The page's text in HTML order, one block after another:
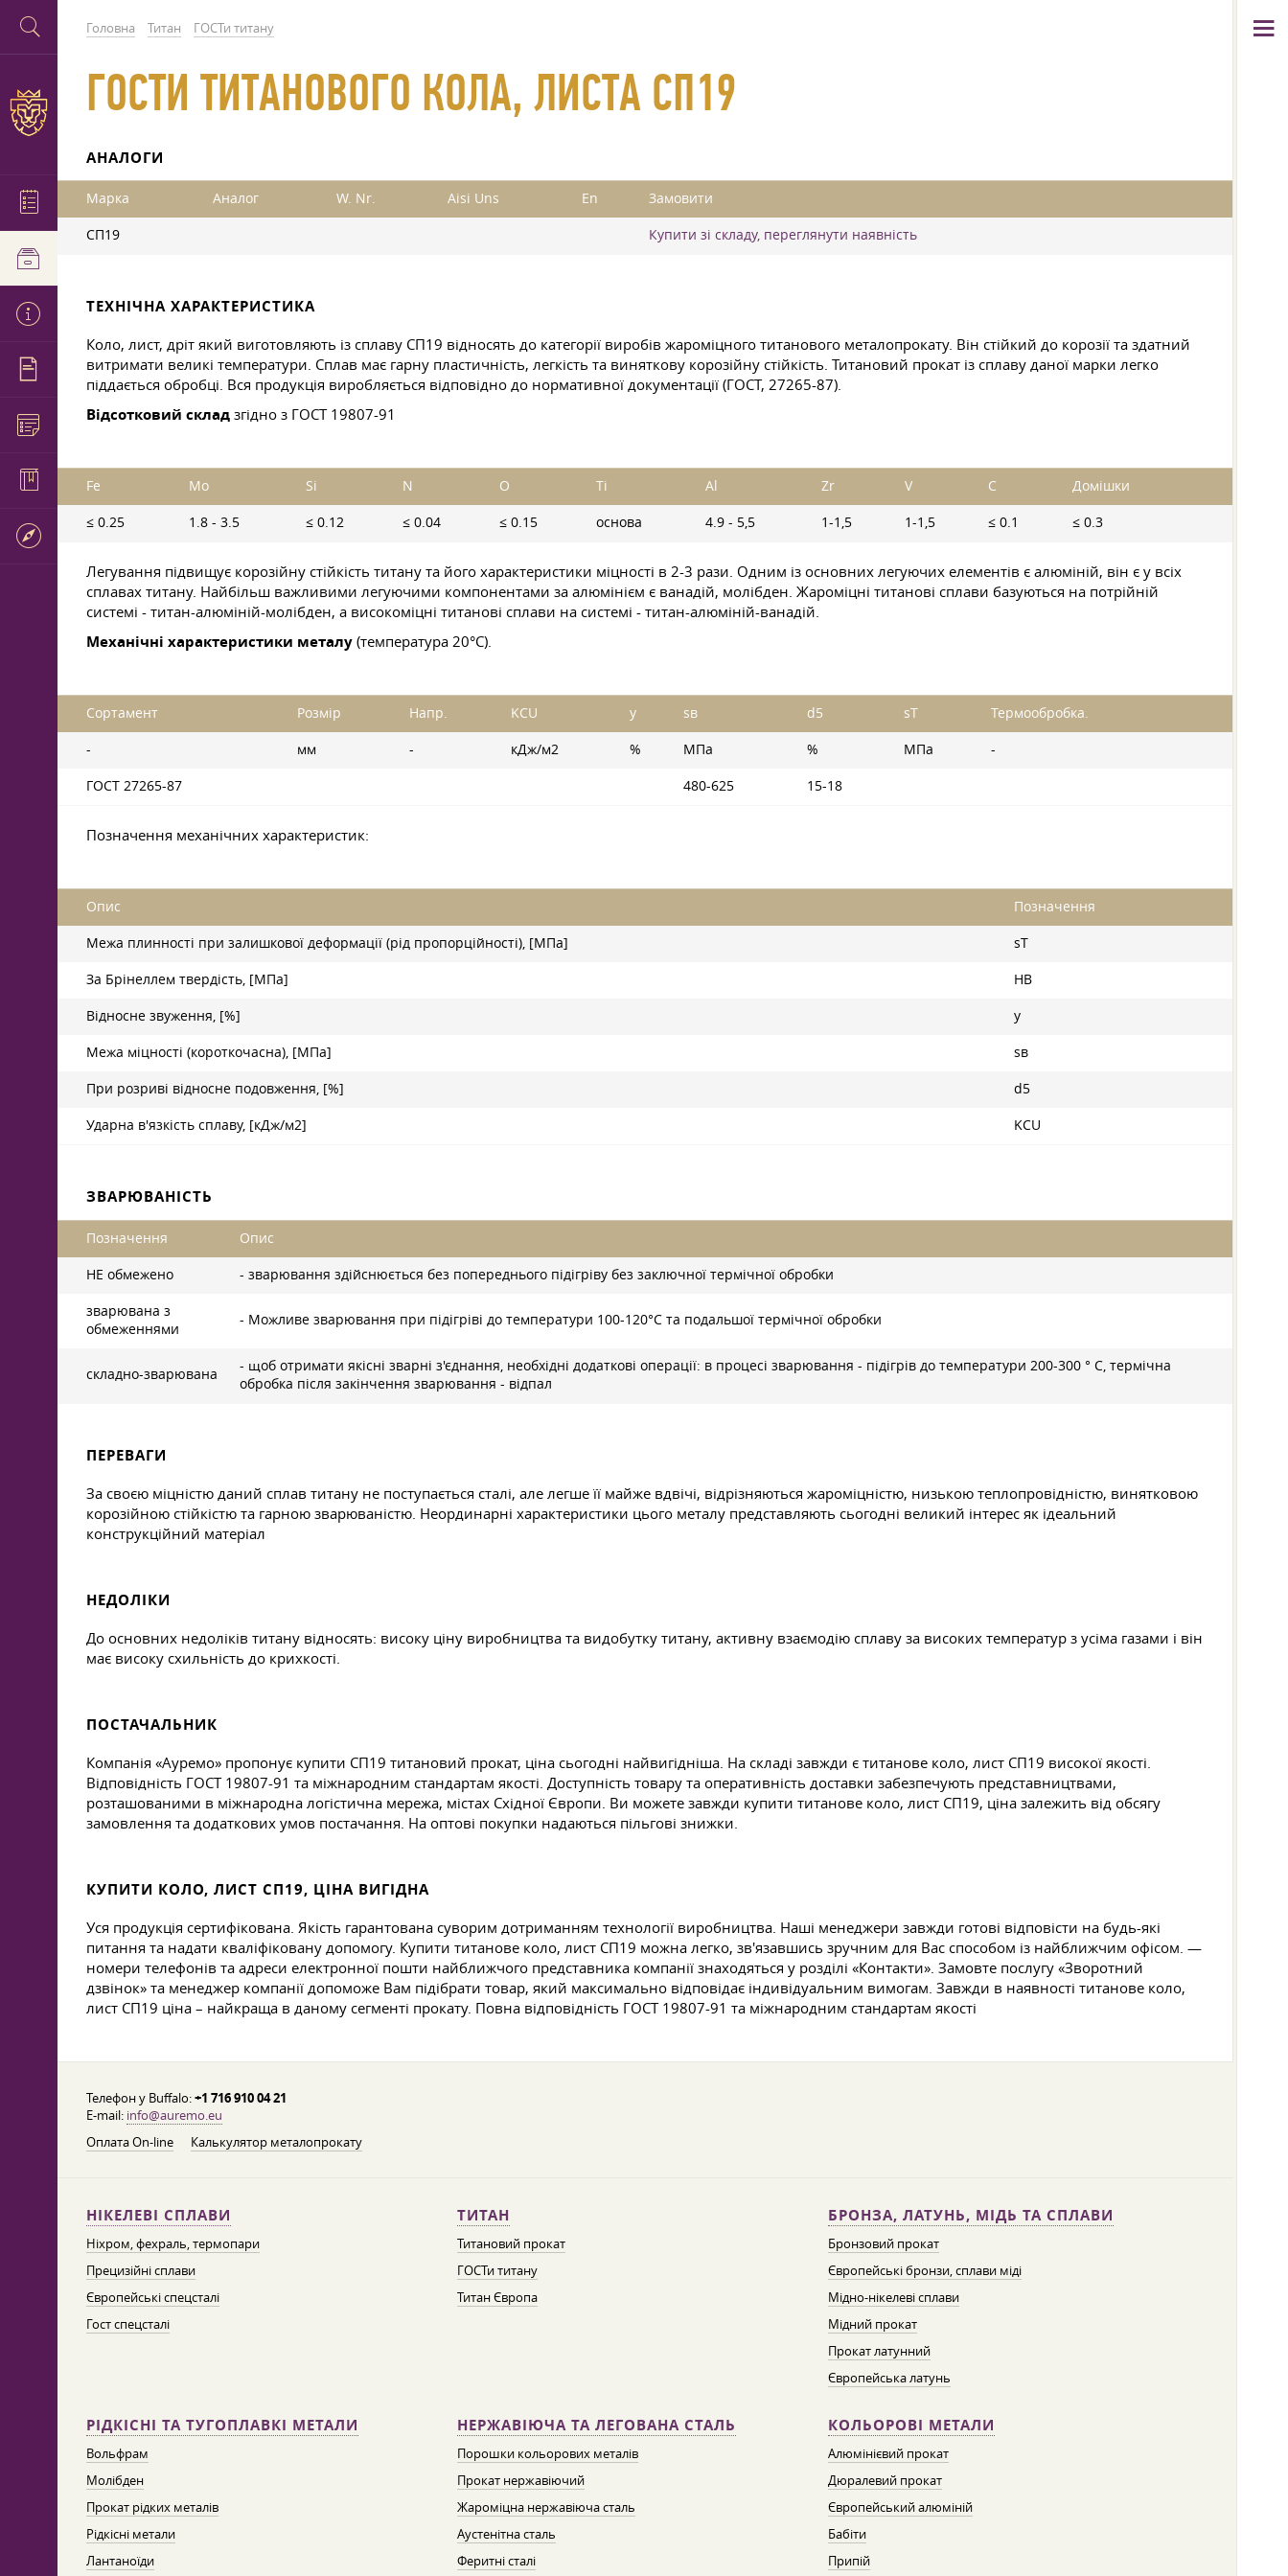
Головна Титан ГОСТи титану
ГОСТИ ТИТАНОВОГО КОЛА, ЛИСТА СП19
АНАЛОГИ
Марка Аналог W. Nr. Aisi Uns En Замовити
СП19 Купити зі складу, переглянути наявність
ТЕХНІЧНА ХАРАКТЕРИСТИКА
Коло, лист, дріт який виготовляють із сплаву СП19 відносять до категорії виробів жароміцного титанового металопрокату. Він стійкий до корозії та здатний
витримати великі температури. Сплав має гарну пластичність, легкість та виняткову корозійну стійкість. Титановий прокат із сплаву даної марки легко
піддається обробці. Вся продукція виробляється відповідно до нормативної документації (ГОСТ, 27265-87).
Відсотковий склад згідно з ГОСТ 19807-91
Fe Mo Si N O Ti Al Zr V C Домішки
≤ 0.25 1.8 - 3.5 ≤ 0.12 ≤ 0.04 ≤ 0.15 основа 4.9 - 5,5 1-1,5 1-1,5 ≤ 0.1 ≤ 0.3
Легування підвищує корозійну стійкість титану та його характеристики міцності в 2-3 рази. Одним із основних легуючих елементів є алюміній, він є у всіх
сплавах титану. Найбільш важливими легуючими компонентами за алюмінієм є ванадій, молібден. Жароміцні титанові сплави базуються на потрійній
системі - титан-алюміній-молібден, а високоміцні титанові сплави на системі - титан-алюміній-ванадій.
Механічні характеристики металу (температура 20°C).
Сортамент Розмір Напр. KCU y sв d5 sT Термообробка.
- мм - кДж/м2 % МПа % МПа -
ГОСТ 27265-87 480-625 15-18
Позначення механічних характеристик:
Опис Позначення
Межа плинності при залишкової деформації (рід пропорційності), [МПа] sT
За Брінеллем твердість, [МПа] HB
Відносне звуження, [%] y
Межа міцності (короткочасна), [МПа] sв
При розриві відносне подовження, [%] d5
Ударна в'язкість сплаву, [кДж/м2] KCU
ЗВАРЮВАНІСТЬ
Позначення Опис
НЕ обмежено - зварювання здійснюється без попереднього підігріву без заключної термічної обробки
зварювана з
обмеженнями
- Можливе зварювання при підігріві до температури 100-120°C та подальшої термічної обробки
складно-зварювана
- щоб отримати якісні зварні з'єднання, необхідні додаткові операції: в процесі зварювання - підігрів до температури 200-300 ° C, термічна
обробка після закінчення зварювання - відпал
ПЕРЕВАГИ
За своєю міцністю даний сплав титану не поступається сталі, але легше її майже вдвічі, відрізняються жароміцністю, низькою теплопровідністю, винятковою
корозійною стійкістю та гарною зварюваністю. Неординарні характеристики цього металу представляють сьогодні великий інтерес як ідеальний
конструкційний матеріал
НЕДОЛІКИ
До основних недоліків титану відносять: високу ціну виробництва та видобутку титану, активну взаємодію сплаву за високих температур з усіма газами і він
має високу схильність до крихкості.
ПОСТАЧАЛЬНИК
Компанія «Ауремо» пропонує купити СП19 титановий прокат, ціна сьогодні найвигідніша. На складі завжди є титанове коло, лист СП19 високої якості.
Відповідність ГОСТ 19807-91 та міжнародним стандартам якості. Доступність товару та оперативність доставки забезпечують представництвами,
розташованими в міжнародна логістична мережа, містах Східної Європи. Ви можете завжди купити титанове коло, лист СП19, ціна залежить від обсягу
замовлення та додаткових умов постачання. На оптові покупки надаються пільгові знижки.
КУПИТИ КОЛО, ЛИСТ СП19, ЦІНА ВИГІДНА
Уся продукція сертифікована. Якість гарантована суворим дотриманням технології виробництва. Наші менеджери завжди готові відповісти на будь-які
питання та надати кваліфіковану допомогу. Купити титанове коло, лист СП19 можна легко, зв'язавшись зручним для Вас способом із найближчим офісом. —
номери телефонів та адреси електронної пошти найближчого представника компанії знаходяться у розділі «Контакти». Замовте послугу «Зворотний
дзвінок» та менеджер компанії допоможе Вам підібрати товар, який максимально відповідає індивідуальним вимогам. Завжди в наявності титанове коло,
лист СП19 ціна – найкраща в даному сегменті прокату. Повна відповідність ГОСТ 19807-91 та міжнародним стандартам якості
Телефон у Buffalo:+1 716 910 04 21
E-mail: info@auremo.eu
Оплата On-line
Калькулятор металопрокату
НІКЕЛЕВІ СПЛАВИ
Ніхром, фехраль, термопари
Прецизійні сплави
Європейські спецсталі
Гост спецсталі
ТИТАН
Титановий прокат
ГОСТи титану
Титан Європа
БРОНЗА, ЛАТУНЬ, МІДЬ ТА СПЛАВИ
Бронзовий прокат
Європейські бронзи, сплави міді
Мідно-нікелеві сплави
Мідний прокат
Прокат латунний
Європейська латунь
РІДКІСНІ ТА ТУГОПЛАВКІ МЕТАЛИ
Вольфрам
Молібден
Прокат рідких металів
Рідкісні метали
Лантаноїди
НЕРЖАВІЮЧА ТА ЛЕГОВАНА СТАЛЬ
Порошки кольорових металів
Прокат нержавіючий
Жароміцна нержавіюча сталь
Аустенітна сталь
Феритні сталі
КОЛЬОРОВІ МЕТАЛИ
Алюмінієвий прокат
Дюралевий прокат
Європейський алюміній
Бабіти
Припій